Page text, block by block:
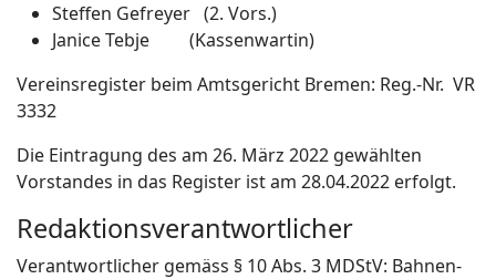
Steffen Gefreyer (2. Vors.)
Janice Tebje (Kassenwartin)
Vereinsregister beim Amtsgericht Bremen: Reg.-Nr. VR
3332
Die Eintragung des am 26. März 2022 gewählten
Vorstandes in das Register ist am 28.04.2022 erfolgt.
Redaktionsverantwortlicher
Verantwortlicher gemäss § 10 Abs. 3 MDStV: Bahnen-